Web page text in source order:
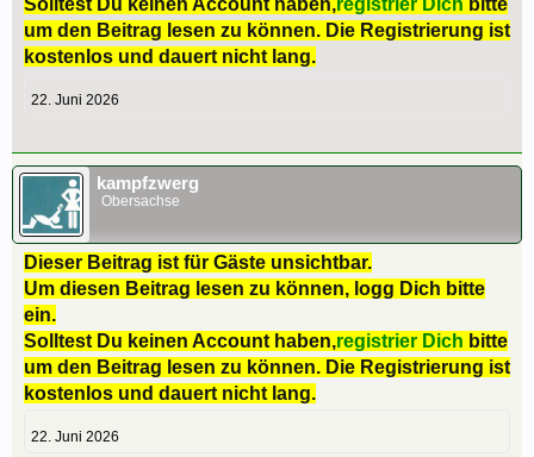
Solltest Du keinen Account haben,registrier Dich bitte
um den Beitrag lesen zu können. Die Registrierung ist
kostenlos und dauert nicht lang.
22. Juni 2026
kampfzwerg
Obersachse
Dieser Beitrag ist für Gäste unsichtbar.
Um diesen Beitrag lesen zu können, logg Dich bitte
ein.
Solltest Du keinen Account haben,registrier Dich bitte
um den Beitrag lesen zu können. Die Registrierung ist
kostenlos und dauert nicht lang.
22. Juni 2026